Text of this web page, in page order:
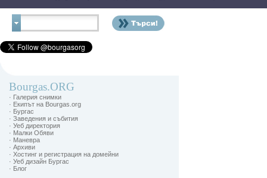
Bourgas.ORG
· Галерия снимки
· Екипът на Bourgas.org
· Бургас
· Заведения и събития
· Уеб директория
· Малки Обяви
· Маневра
· Архиви
· Хостинг и регистрация на домейни
· Уеб дизайн Бургас
· Блог